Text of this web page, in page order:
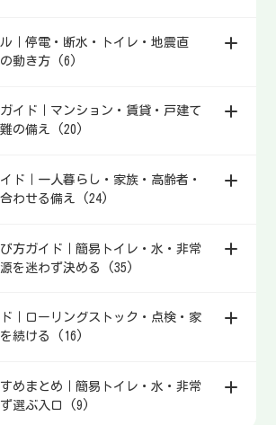
｜停電・断水・トイレ・地震直
動き方 (6)
イド｜マンション・賃貸・戸建て
の備え (20)
ド｜一人暮らし・家族・高齢者・
わせる備え (24)
方ガイド｜簡易トイレ・水・非常
を迷わず決める (35)
｜ローリングストック・点検・家
続ける (16)
めまとめ｜簡易トイレ・水・非常
選ぶ入口 (9)